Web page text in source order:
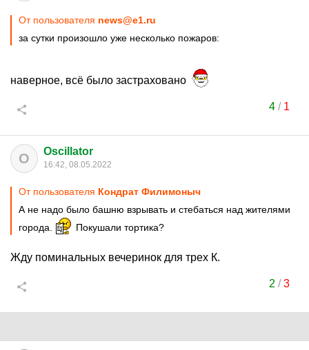
От пользователя news@e1.ru
за сутки произошло уже несколько пожаров:
наверное, всё было застраховано
4/ 1
O Oscillator
16:42, 08.05.2022
От пользователя Кондрат Филимоныч
А не надо было башню взрывать и стебаться над жителями
города.
Покушали тортика?
Жду поминальных вечеринок для трех К.
2 /3